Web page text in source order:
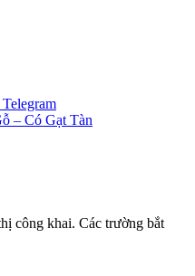
Telegram
– Có Gạt Tàn
công khai. Các trường bắt